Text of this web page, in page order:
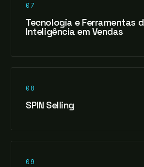
07
Tecnologia e Ferramentas
Inteligência em Vendas
08
SPIN Selling
09